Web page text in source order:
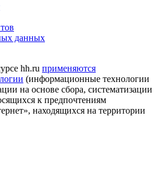
данных
hh.ru применяются
(информационные технологии
на основе сбора, систематизации
к предпочтениям
находящихся на территории